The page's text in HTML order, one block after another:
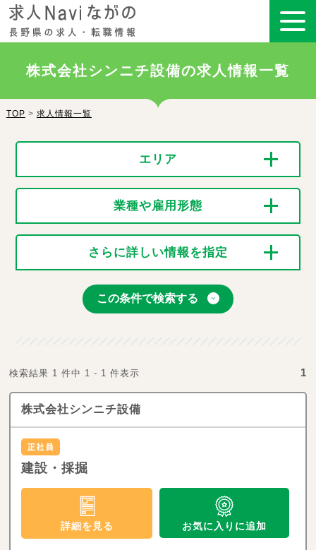
株式会社シンニチ設備の求人情報一覧
TOP > 求人情報一覧
エリア
業種や雇用形態
さらに詳しい情報を指定
この条件で検索する
検索結果 1 件中 1 - 1 件表示 1
株式会社シンニチ設備
建設・採掘
詳細を見る お気に入りに追加